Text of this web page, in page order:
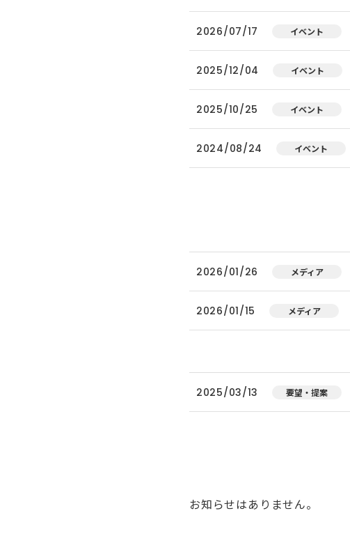
2026/07/17 イベント
2025/12/04 イベント
2025/10/25 イベント
2024/08/24 イベント
2026/01/26 メディア
2026/01/15 メディア
2025/03/13 要望・提案
お知らせはありません。